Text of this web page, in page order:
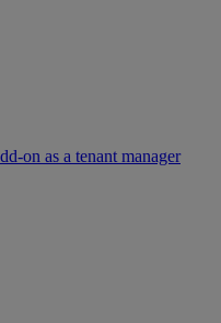
on as a tenant manager